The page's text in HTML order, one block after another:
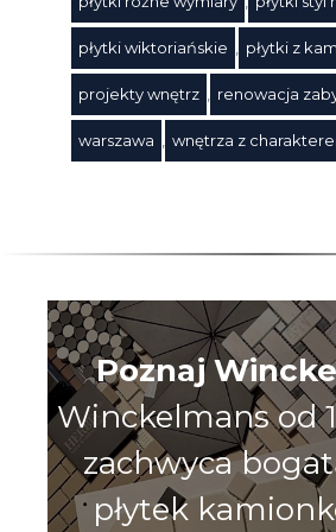
płytki wiktoriańskie , płytki z
projekty wnętrz , renowacja
warszawa , wnętrza z
Poznaj
Winckelmans od
zachwyca
płytek